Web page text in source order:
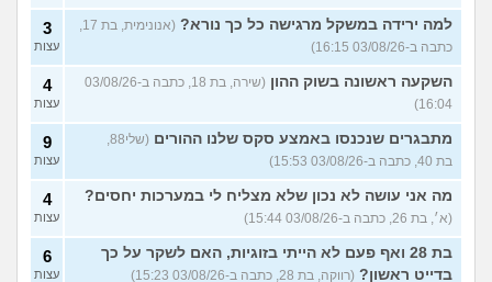
למה ירידה במשקל מרגישה כל כך נורא?
(אנונימית, בת 17,
כתבה ב-03/08/26 16:15)
3
עצות
השקעה ראשונה בשוק ההון
(שירה, בת 18, כתבה ב-03/08/26
16:04)
4
עצות
מתבגרים שנכנסו באמצע סקס שלנו ההורים
(שלי88,
בת 40, כתבה ב-03/08/26 15:53)
9
עצות
מה אני עושה לא נכון שלא מצליח לי במערכות יחסים?
(א׳, בת 26, כתבה ב-03/08/26 15:44)
4
עצות
בת 28 ואף פעם לא הייתי בזוגיות, האם לשקר על כך
בדייט ראשון? (רווקה, בת 28, כתבה ב-03/08/26 15:23)
6
עצות